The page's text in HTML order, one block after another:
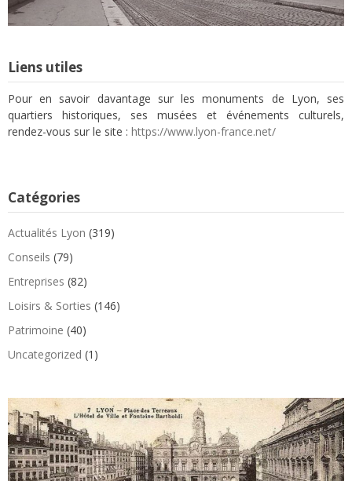
Liens utiles
Pour en savoir davantage sur les monuments de Lyon, ses
quartiers historiques, ses musées et événements culturels,
rendez-vous sur le site : https://www.lyon-france.net/
Catégories
Actualités Lyon (319)
Conseils (79)
Entreprises (82)
Loisirs & Sorties (146)
Patrimoine (40)
Uncategorized (1)